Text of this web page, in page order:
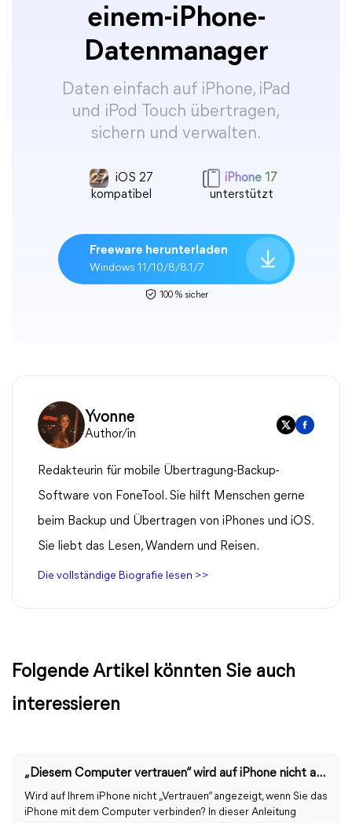
einem-iPhone-
Datenmanager
Daten einfach auf iPhone, iPad
und iPod Touch übertragen,
sichern und verwalten.
iOS 27
kompatibel
iPhone 17
unterstützt
Freeware herunterladen
Windows 11/10/8/8.1/7
100 % sicher
Yvonne
Author/in
Redakteurin für mobile Übertragung-Backup-
Software von FoneTool. Sie hilft Menschen gerne
beim Backup und Übertragen von iPhones und iOS.
Sie liebt das Lesen, Wandern und Reisen.
Die vollständige Biografie lesen >>
Folgende Artikel könnten Sie auch
interessieren
„Diesem Computer vertrauen“ wird auf iPhone nicht angezeigt
Wird auf Ihrem iPhone nicht „Vertrauen“ angezeigt, wenn Sie das
iPhone mit dem Computer verbinden? In dieser Anleitung